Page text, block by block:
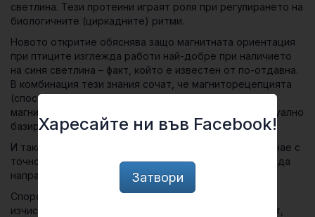
светлина. Тези протеини играят роля при регулирането на
биологичните (циркадните) ритми.
Новото откритие обяснява защо магнитната ориентация
при птиците изглежда работи най-добре при наличието
на синя светлина – факт, който е известен от по-отдавна.
В комбинация тези знания сочат, че магниторецепцията
(способността за ориентация чрез усещане на
магнитните полета) при птиците е изключително визуално
базирана.
И така…, а какво все пак виждат птиците? Никой не знае с
точност… но благодарение на науката сме способни да
направим много точно предположение.
Според изследователи от Групата на теоретична и
изчислителна биофизика към Илинойския университет,
Харесайте ни във Facebook!
Затвори